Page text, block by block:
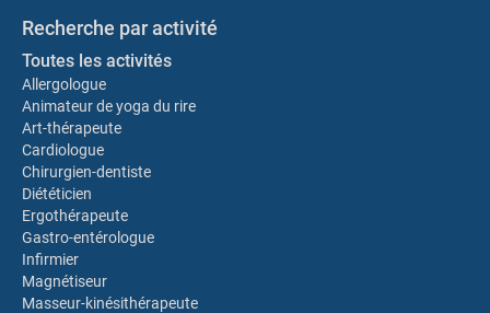
Recherche par activité
Toutes les activités
Allergologue
Animateur de yoga du rire
Art-thérapeute
Cardiologue
Chirurgien-dentiste
Diététicien
Ergothérapeute
Gastro-entérologue
Infirmier
Magnétiseur
Masseur-kinésithérapeute